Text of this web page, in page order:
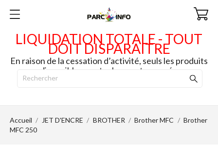
LIQUIDATION TOTALE - TOUT
DOIT DISPARAITRE
En raison de la cessation d’activité, seuls les produits
disponibles en stock seront envoyés.
Accueil JET D'ENCRE BROTHER Brother MFC
Brother
MFC 250